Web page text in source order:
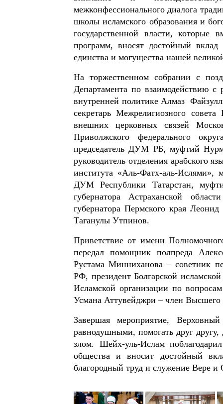
межконфессионального диалога
школы исламского образования и
государственной власти,
программ, вносят достойный вклад
единства и могущества нашей
На торжественном собрании с
Департамента по взаимодействию
внутренней политике Алмаз
секретарь Межрелигиозного
внешних церковных связей
Приволжского федерального
председатель ДУМ РБ, муфтий
руководитель отделения арабского
института «Аль-Фатх-аль-Ислями»,
ДУМ Республики Татарстан,
губернатора Астраханской
губернатора Пермского края
Таганулы Утпинов.
Приветствие от имени
передал помощник полпреда
Рустама Минниханова – советник
РФ, президент Болгарской
Исламской организации по
Усмана Аттувейджри – член
Завершая мероприятие,
равнодушными, помогать друг
злом. Шейх-уль-Ислам
общества и вносит достойный
благородный труд и служение Вере и